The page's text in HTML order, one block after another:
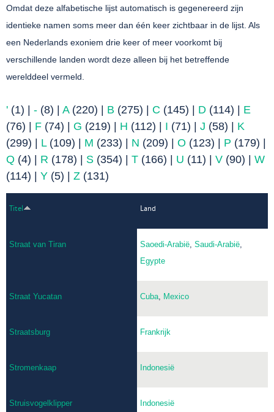
Omdat deze alfabetische lijst automatisch is gegenereerd zijn
identieke namen soms meer dan één keer zichtbaar in de lijst. Als
een Nederlands exoniem drie keer of meer voorkomt bij
verschillende landen wordt deze alleen bij het betreffende
werelddeel vermeld.
' (1) | - (8) | A(220) | B (275) | C (145) | D (114) | E
(76) | F (74) | G (219) | H (112) | I (71) | J (58) | K
(299) | L(109) | M (233) | N (209) | O (123) | P (179) |
Q (4) | R (178) | S (354) | T (166) | U (11) | V (90) | W
(114) | Y (5) | Z (131)
Titel Land
Straat van Tiran Saoedi-Arabië, Saudi-Arabië,
Egypte
Straat Yucatan Cuba, Mexico
Straatsburg Frankrijk
Stromenkaap Indonesië
Struisvogelklipper Indonesië